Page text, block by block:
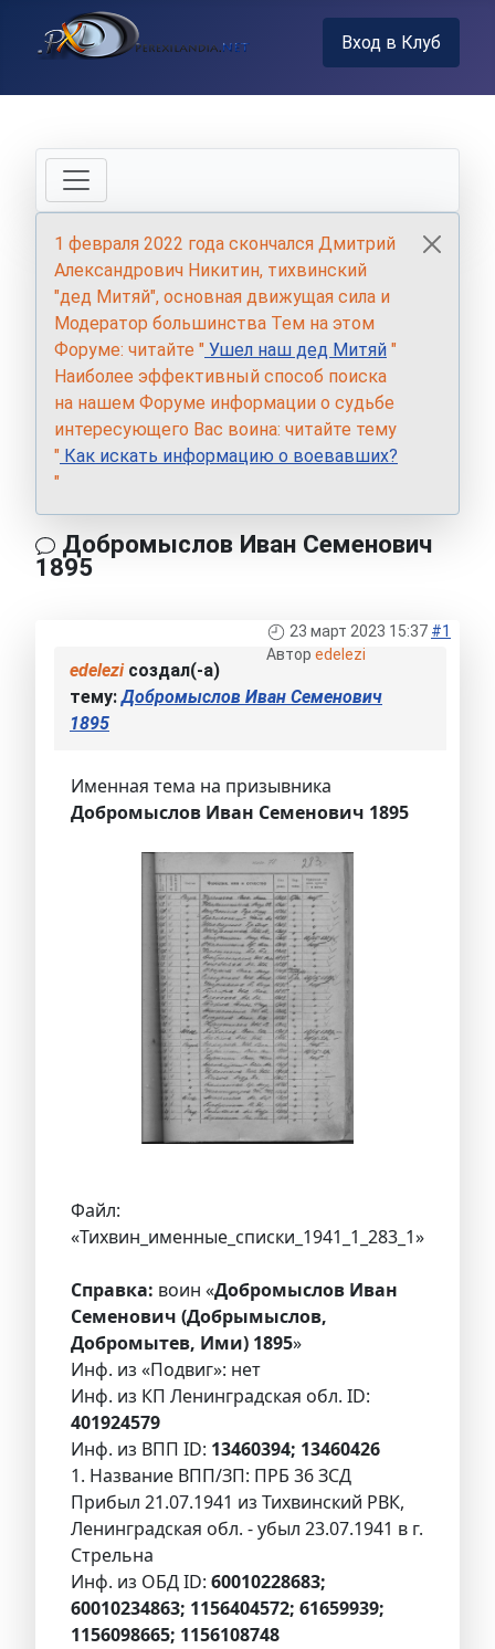
Вход в Клуб
1 февраля 2022 года скончался Дмитрий
Александрович Никитин, тихвинский
"дед Митяй", основная движущая сила и
Модератор большинства Тем на этом
Форуме: читайте " Ушел наш дед Митяй "
Наиболее эффективный способ поиска
на нашем Форуме информации о судьбе
интересующего Вас воина: читайте тему
" Как искать информацию о воевавших?
"
Добромыслов Иван Семенович
1895
23 март 2023 15:37 #1
Автор edelezi
edeleziсоздал(-а)
тему:Добромыслов Иван Семенович
1895
Именная тема на призывника
Добромыслов Иван Семенович 1895
Файл:
«Тихвин_именные_списки_1941_1_283_1»
Справка: воин «Добромыслов Иван
Семенович (Добрымыслов,
Добромытев, Ими) 1895»
Инф. из «Подвиг»: нет
Инф. из КП Ленинградская обл. ID:
401924579
Инф. из ВПП ID: 13460394; 13460426
1. Название ВПП/ЗП: ПРБ 36 ЗСД
Прибыл 21.07.1941 из Тихвинский РВК,
Ленинградская обл. - убыл 23.07.1941 в г.
Стрельна
Инф. из ОБД ID: 60010228683;
60010234863; 1156404572; 61659939;
1156098665; 1156108748